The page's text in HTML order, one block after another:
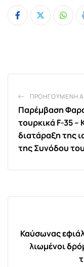
ΠΡΟΗΓΟΎΜΕΝΗ
Παρέμβαση
τουρκικά F-35 –
διατάραξη της
της Συνόδου
Καύσωνας
λιωμένοι